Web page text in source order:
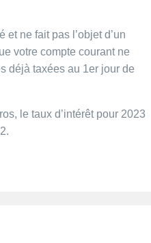
ne fait pas l’objet d’un
votre compte courant ne
déjà taxées au 1er jour de
le taux d’intérêt pour 2023